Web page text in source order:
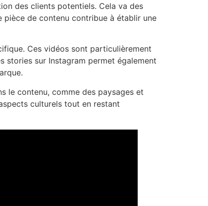
des clients potentiels. Cela va des
pièce de contenu contribue à établir une
Ces vidéos sont particulièrement
stories sur Instagram permet également
le contenu, comme des paysages et
culturels tout en restant